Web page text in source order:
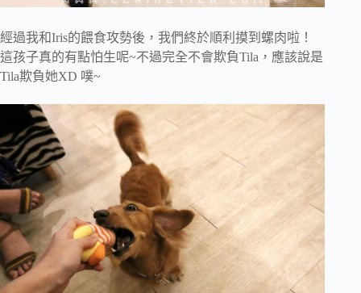
經過我和Iris的餵食攻勢後，我們終於順利摸到螺肉啦！
這孩子真的有點怕生呢~不過完全不會欺負Tila，應該說是
Tila欺負她XD 噗~